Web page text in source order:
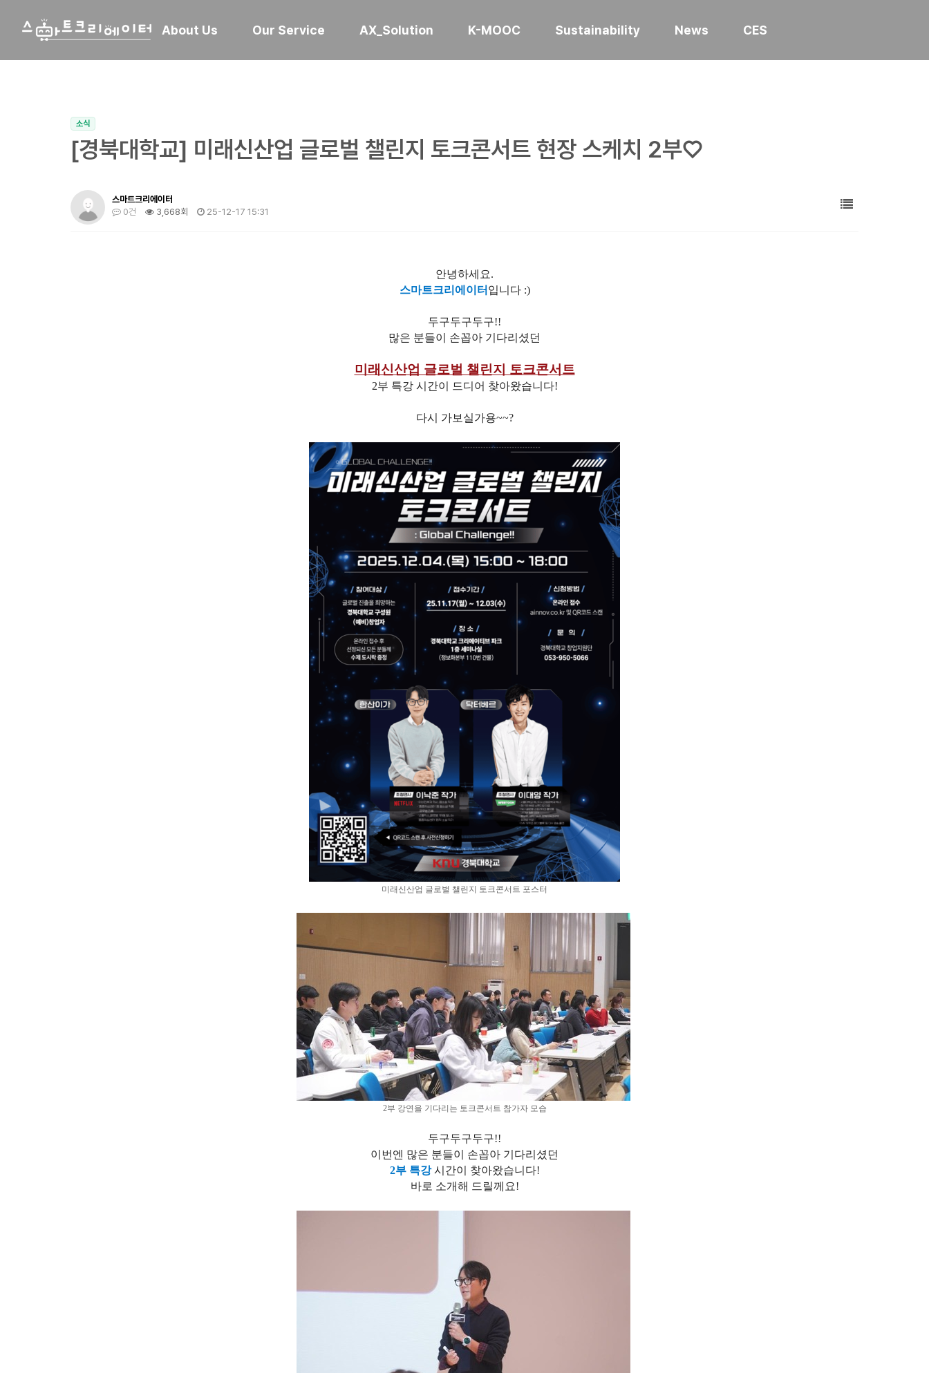
About Us Our Service AX_Solution K-MOOC Sustainability News CES
소식
[경북대학교] 미래신산업 글로벌 챌린지 토크콘서트 현장 스케치 2부♡
스마트크리에이터
0건
3,668회 25-12-17 15:31
안녕하세요.
스마트크리에이터 입니다 :)
두구두구두구!!
많은 분들이 손꼽아 기다리셨던
미래신산업 글로벌 챌린지 토크콘서트
2부 특강 시간이 드디어 찾아왔습니다!
다시 가보실가용~~?
미래신산업 글로벌 챌린지 토크콘서트 포스터
2부 강연을 기다리는 토크콘서트 참가자 모습
두구두구두구!!
이번엔 많은 분들이 손꼽아 기다리셨던
2부 특강시간이 찾아왔습니다!
바로 소개해 드릴께요!